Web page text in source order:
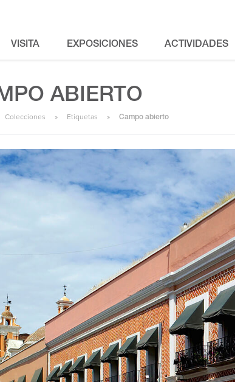
VISITA EXPOSICIONES ACTIVIDADES
ABIERTO
Colecciones Etiquetas Campo abierto